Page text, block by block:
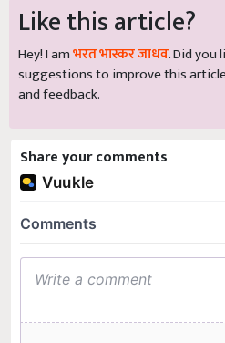
Like this article?
Hey! I amभरत भास्कर जाधव. Did you
suggestions to improve this
and feedback.
Share your comments